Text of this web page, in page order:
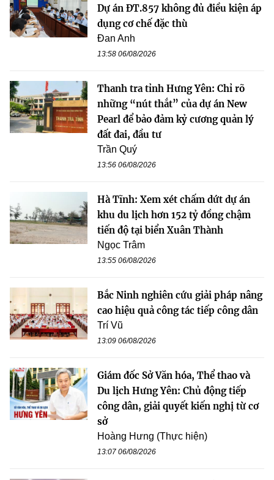
Dự án ĐT.857 không đủ điều kiện áp
dụng cơ chế đặc thù
Đan Anh
13:58 06/08/2026
Thanh tra tỉnh Hưng Yên: Chỉ rõ
những “nút thắt” của dự án New
Pearl để bảo đảm kỷ cương quản lý
đất đai, đầu tư
Trần Quý
13:56 06/08/2026
Hà Tĩnh: Xem xét chấm dứt dự án
khu du lịch hơn 152 tỷ đồng chậm
tiến độ tại biển Xuân Thành
Ngọc Trâm
13:55 06/08/2026
Bắc Ninh nghiên cứu giải pháp nâng
cao hiệu quả công tác tiếp công dân
Trí Vũ
13:09 06/08/2026
Giám đốc Sở Văn hóa, Thể thao và
Du lịch Hưng Yên: Chủ động tiếp
công dân, giải quyết kiến nghị từ cơ
sở
Hoàng Hưng (Thực hiện)
13:07 06/08/2026